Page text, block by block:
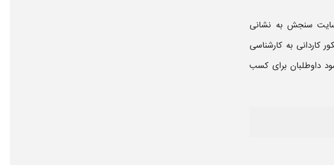
سنجش به نشانی
کاردانی به کارشناسی
داوطلبان برای کسب